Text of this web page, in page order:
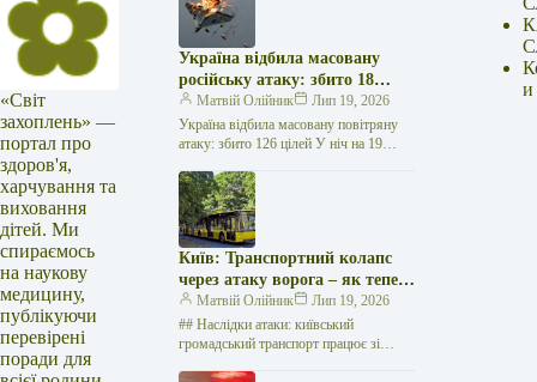
«Світ
захоплень» —
портал про
здоров'я,
харчування та
виховання
дітей. Ми
спираємось
на наукову
медицину,
публікуючи
перевірені
поради для
Україна відбила масовану
російську атаку: збито 18
ракет і 108 дронів
Матвій Олійник
Лип 19, 2026
Україна відбила масовану повітряну
атаку: збито 126 цілей У ніч на 19
здійснили масштабний комбінований
удар…
Київ: Транспортний колапс
через атаку ворога – як тепер
дістатися?
Матвій Олійник
Лип 19, 2026
## Наслідки атаки: київський
громадський транспорт працює зі
и